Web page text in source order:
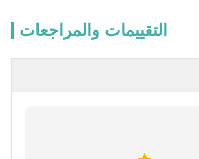
التقييمات والمراجعات